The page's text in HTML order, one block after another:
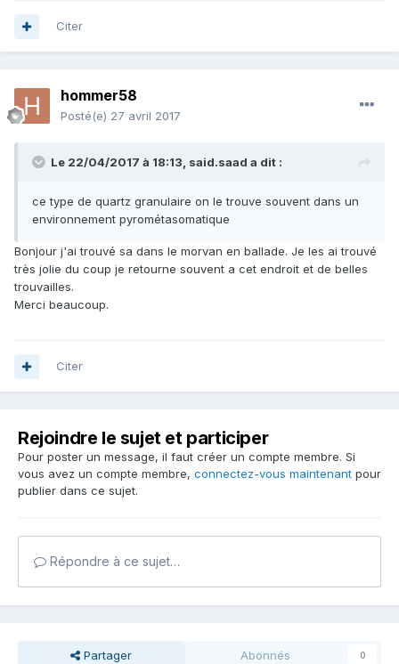
Citer
hommer58
Posté(e) 27 avril 2017
Le 22/04/2017 à 18:13, said.saad a dit :
ce type de quartz granulaire on le trouve souvent dans un
environnement pyrométasomatique
Bonjour j'ai trouvé sa dans le morvan en ballade. Je les ai trouvé
très jolie du coup je retourne souvent a cet endroit et de belles
trouvailles.
Merci beaucoup.
Citer
Rejoindre le sujet et participer
Pour poster un message, il faut créer un compte membre. Si
vous avez un compte membre, connectez-vous maintenant pour
publier dans ce sujet.
Répondre à ce sujet…
Partager Abonnés 0